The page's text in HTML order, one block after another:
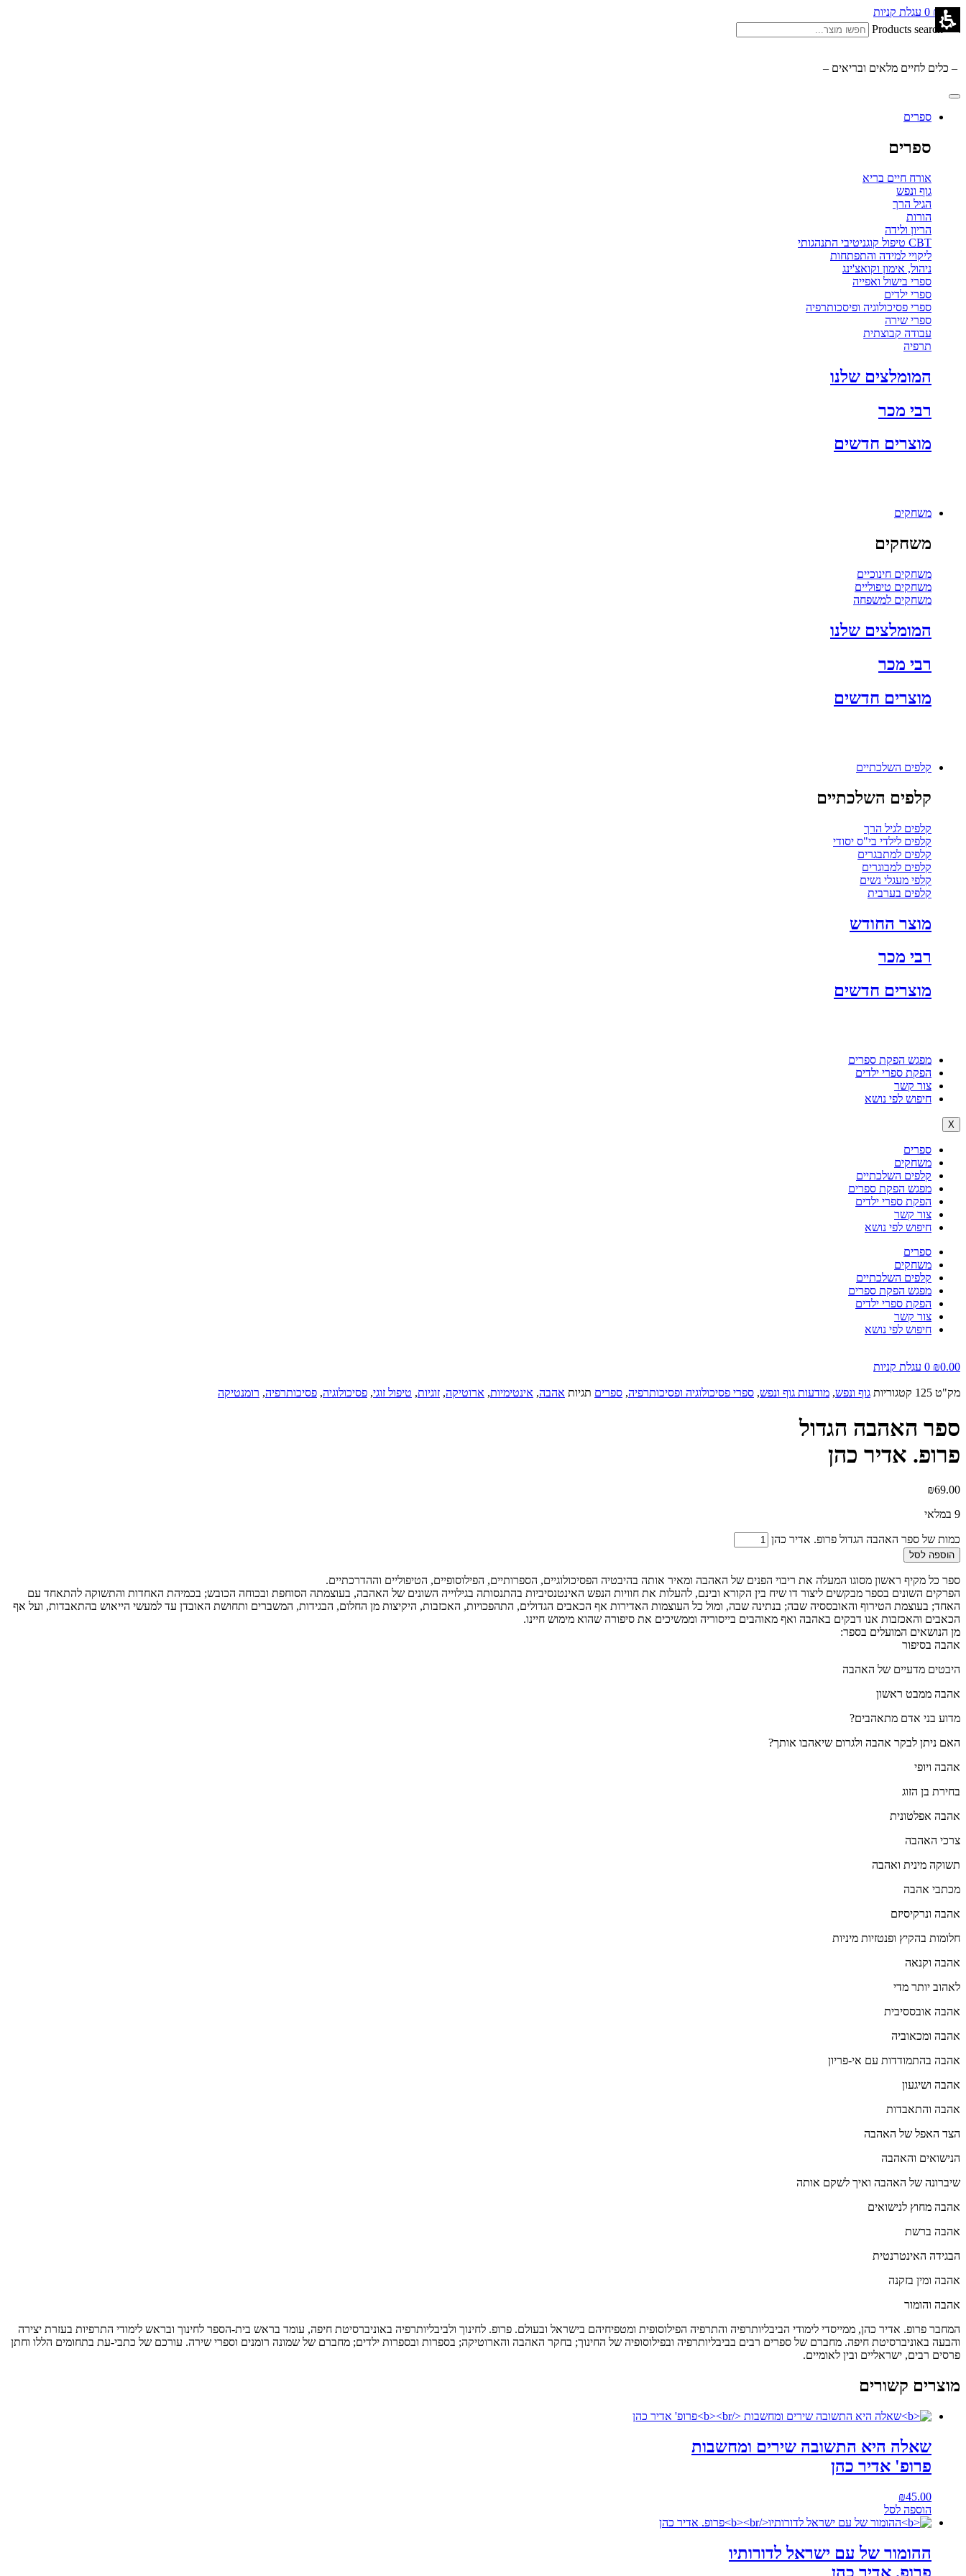
₪ 0.00
0 עגלת קניות
Products search
– כלים לחיים מלאים ובריאים –
ספרים
ספרים
אורח חיים בריא
גוף ונפש
הגיל הרך
הורות
הריון ולידה
CBT טיפול קוגניטיבי התנהגותי
ליקויי למידה והתפתחות
ניהול, אימון וקואצ'ינג
ספרי בישול ואפייה
ספרי ילדים
ספרי פסיכולוגיה ופיסכותרפיה
ספרי שירה
עבודה קבוצתית
תרפיה
המומלצים שלנו
רבי מכר
מוצרים חדשים
משחקים
משחקים
משחקים חינוכיים
משחקים טיפוליים
משחקים למשפחה
המומלצים שלנו
רבי מכר
מוצרים חדשים
קלפים השלכתיים
קלפים השלכתיים
קלפים לגיל הרך
קלפים לילדי בי"ס יסודי
קלפים למתבגרים
קלפים למבוגרים
קלפי מעגלי נשים
קלפים בערבית
מוצר החודש
רבי מכר
מוצרים חדשים
מפגש הפקת ספרים
הפקת ספרי ילדים
צור קשר
חיפוש לפי נושא
X
ספרים
משחקים
קלפים השלכתיים
מפגש הפקת ספרים
הפקת ספרי ילדים
צור קשר
חיפוש לפי נושא
ספרים
משחקים
קלפים השלכתיים
מפגש הפקת ספרים
הפקת ספרי ילדים
צור קשר
חיפוש לפי נושא
₪0.00
0 עגלת קניות
מק"ט 125 קטגוריות גוף ונפש, מודעות גוף ונפש, ספרי פסיכולוגיה ופסיכותרפיה, ספרים תגיות אהבה, אינטימיות, ארוטיקה, זוגיות, טיפול זוגי, פסיכולוגיה, פסיכותרפיה, רומנטיקה
ספר האהבה הגדול
פרופ. אדיר כהן
₪69.00
9 במלאי
כמות של ספר האהבה הגדול פרופ. אדיר כהן
הוספה לסל
ספר כל מקיף ראשון מסוגו המעלה את ריבוי הפנים של האהבה ומאיר אותה בהיבטיה הפסיכולוגיים, הספרותיים, הפילוסופיים, הטיפוליים וההדרכתיים.
הפרקים השונים בספר מבקשים ליצור דו שיח בין הקורא ובינם, להעלות את חוויות הנפש האינטנסיביות בהתנסותה בגילוייה השונים של האהבה, בעוצמתה הסוחפת ובכוחה הכובש; בכמיהת האחדות והתשוקה להתאחד עם
האחד; בעוצמת הטירוף והאובססיה שבה; בנתינה שבה, ומול כל העוצמות האדירות אף הכאבים הגדולים, התהפכויות, האכזבות, היקיצות מן החלום, הבגידות, המשברים ותחושת האובדן עד למעשי הייאוש בהתאבדות, ועל אף
הכאבים והאכזבות אנו דבקים באהבה ואף מאוהבים בייסוריה וממשיכים את סיפורה שהוא מימוש חיינו.
מן הנושאים המועלים בספר:
אהבה בסיפור
היבטים מדעיים של האהבה
אהבה ממבט ראשון
מדוע בני אדם מתאהבים?
האם ניתן לבקר אהבה ולגרום שיאהבו אותך?
אהבה ויופי
בחירת בן הזוג
אהבה אפלטונית
צרכי האהבה
תשוקה מינית ואהבה
מכתבי אהבה
אהבה ונרקיסיזם
חלומות בהקיץ ופנטזיות מיניות
אהבה וקנאה
לאהוב יותר מדי
אהבה אובססיבית
אהבה ומכאוביה
אהבה בהתמודדות עם אי-פריון
אהבה ושיגעון
אהבה והתאבדות
הצד האפל של האהבה
הנישואים והאהבה
שיברונה של האהבה ואיך לשקם אותה
אהבה מחוץ לנישואים
אהבה ברשת
הבגידה האינטרנטית
אהבה ומין בזקנה
אהבה והומור
המחבר פרופ. אדיר כהן, ממייסדי לימודי הביבליותרפיה והתרפיה הפילוסופית ומטפיחיהם בישראל ובעולם. פרופ. לחינוך ולביבליותרפיה באוניברסיטת חיפה, עומד בראש בית-הספר לחינוך ובראש לימודי התרפיות בעזרת יצירה
והבעה באוניברסיטת חיפה. מחברם של ספרים רבים בביבליותרפיה ובפילוסופיה של החינוך; בחקר האהבה והארוטיקה; בספרות ובספרות ילדים; מחברם של שמונה רומנים וספרי שירה. עורכם של כתבי-עת בתחומים הללו וחתן
פרסים רבים, ישראליים ובין לאומיים.
מוצרים קשורים
שאלה היא התשובה שירים ומחשבות
פרופ' אדיר כהן
₪45.00
הוספה לסל
ההומור של עם ישראל לדורותיו
פרופ. אדיר כהן